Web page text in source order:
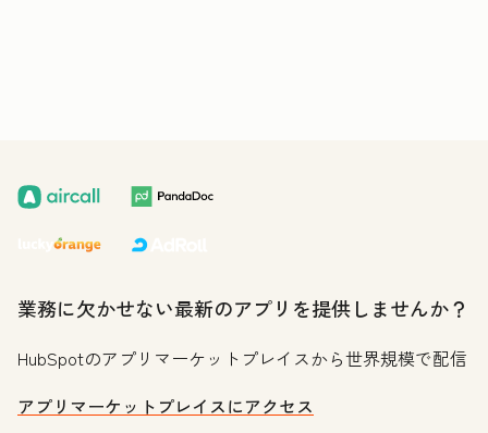
業務に欠かせない最新のアプリを提供しませんか？
HubSpotのアプリマーケットプレイスから世界規模で配信
アプリマーケットプレイスにアクセス